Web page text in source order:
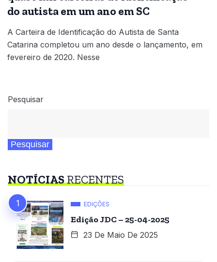
do autista em um ano em SC
A Carteira de Identificação do Autista de Santa
Catarina completou um ano desde o lançamento, em
fevereiro de 2020. Nesse
Pesquisar
Pesquisar
NOTÍCIASRECENTES
EDIÇÕES
Edição JDC – 25-04-2025
23 De Maio De 2025